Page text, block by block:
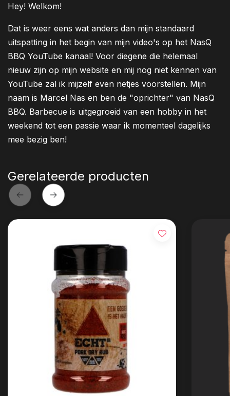
Hey! Welkom!
Dat is weer eens wat anders dan mijn standaard
uitspatting in het begin van mijn video's op het NasQ
BBQ YouTube kanaal! Voor diegene die helemaal
nieuw zijn op mijn website en mij nog niet kennen van
YouTube zal ik mijzelf even netjes voorstellen. Mijn
naam is Marcel Nas en ben de "oprichter" van NasQ
BBQ. Barbecue is uitgegroeid van een hobby in het
weekend tot een passie waar ik momenteel dagelijks
mee bezig ben!
Gerelateerde producten